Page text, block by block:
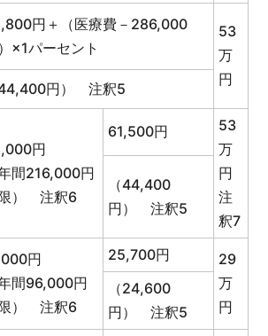
円＋（医療費－286,000
×1パーセント
53
万
円
44,400円） 注釈5
円
年間216,000円
） 注釈6
61,500円
53
万
円
注
釈7
（44,400
円） 注釈5
円
年間96,000円
） 注釈6
25,700円
29
万
円
（24,600
円） 注釈5